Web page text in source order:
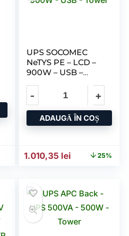
UPS SOCOMEC
NeTYS PE – LCD –
900W – USB –
ADAUGĂ ÎN COȘ
Prețul inițial a fost:
1.010,35 lei Prețul25%